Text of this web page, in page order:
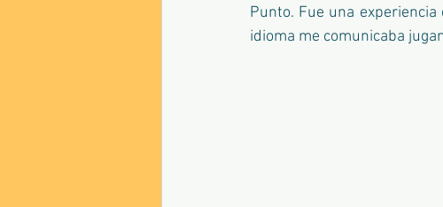
Punto. Fue una
idioma me comunicaba